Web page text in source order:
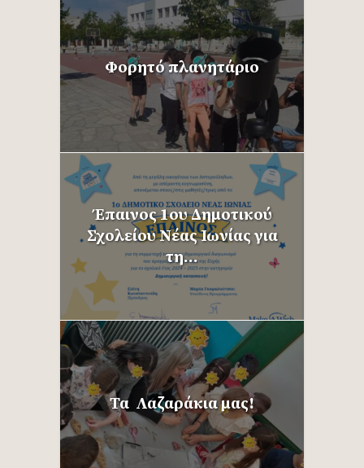
Φορητό πλανητάριο
Έπαινος 1ου Δημοτικού
Σχολείου Νέας Ιωνίας για
τη...
Τα Λαζαράκια μας!